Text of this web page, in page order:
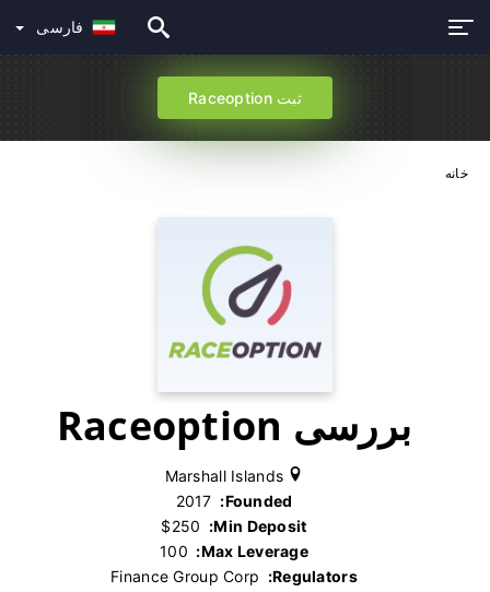
فارسی
ثبت Raceoption
خانه
بررسی Raceoption
Founded:
Min Deposit:
Max Leverage:
Regulators: